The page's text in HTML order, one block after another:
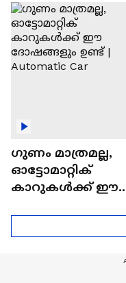
ഓട്ടോമാറ്റിക്ക്
എസ്‍യുവികൾ
ഗുണം മാത്രമല്ല,
ഓട്ടോമാറ്റിക്
കാറുകൾക്ക് ഈ